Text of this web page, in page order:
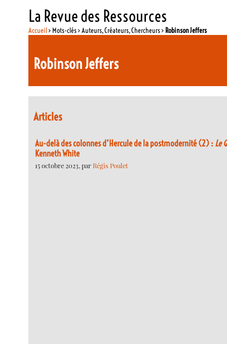
La Revue des Ressources
Accueil> Mots-clés > Auteurs, Créateurs, Chercheurs > Robinson Jeffers
Robinson Jeffers
Articles
Au-delà des colonnes d’Hercule de la postmodernité (2) : Le
Kenneth White
15 octobre 2023, parRégis Poulet